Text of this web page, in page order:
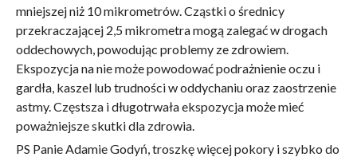
mniejszej niż 10 mikrometrów. Cząstki o średnicy
przekraczającej 2,5 mikrometra mogą zalegać w drogach
oddechowych, powodując problemy ze zdrowiem.
Ekspozycja na nie może powodować podrażnienie oczu i
gardła, kaszel lub trudności w oddychaniu oraz zaostrzenie
astmy. Częstsza i długotrwała ekspozycja może mieć
poważniejsze skutki dla zdrowia.
PS Panie Adamie Godyń, troszkę więcej pokory i szybko do